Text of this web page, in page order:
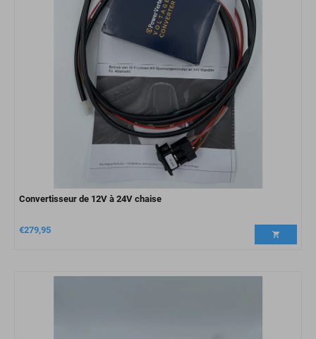
Convertisseur de 12V à 24V chaise
€279,95